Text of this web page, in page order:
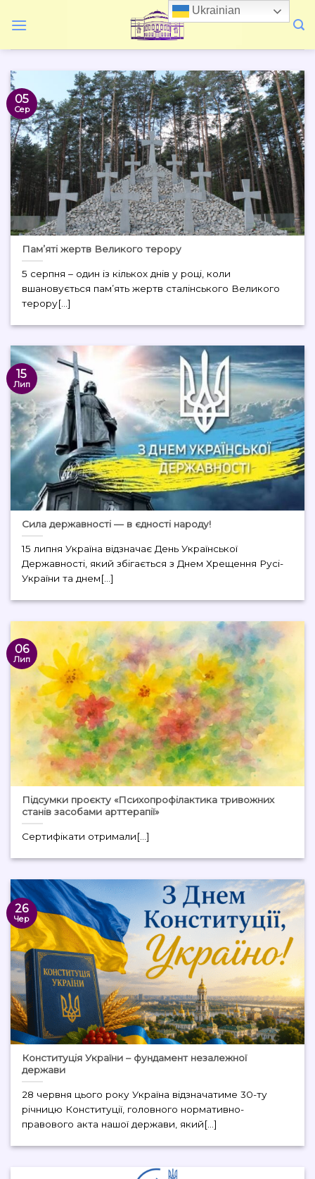
Пам’яті жертв Великого терору
5 серпня – один із кількох днів у році, коли
вшановується пам’ять жертв сталінського Великого
терору[...]
05
Сер
Сила державності — в єдності народу!
15 липня Україна відзначає День Української
Державності, який збігається з Днем Хрещення Русі-
України та днем[...]
15
Лип
Підсумки проєкту «Психопрофілактика тривожних
станів засобами арттерапії»
Сертифікати отримали[...]
06
Лип
Конституція України – фундамент незалежної
держави
28 червня цього року Україна відзначатиме 30-ту
річницю Конституції, головного нормативно-
правового акта нашої держави, який[...]
26
Чер
Ukrainian